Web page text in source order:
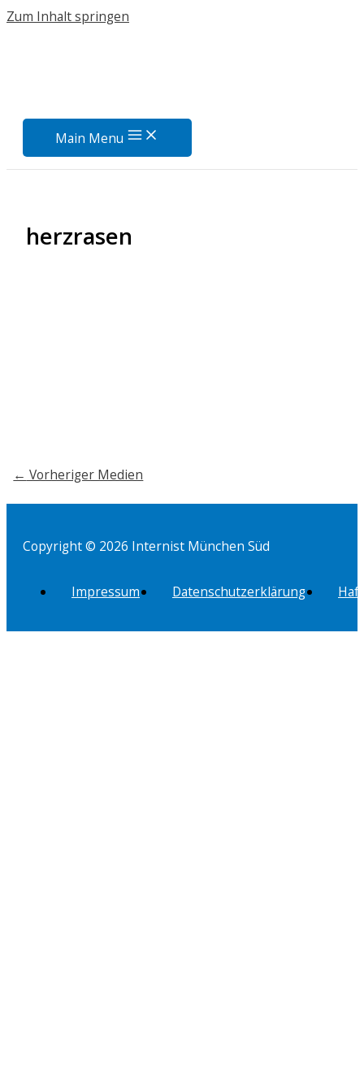
Zum Inhalt springen
Main Menu
herzrasen
← Vorheriger Medien
Copyright © 2026 Internist München Süd
Impressum Datenschutzerklärung